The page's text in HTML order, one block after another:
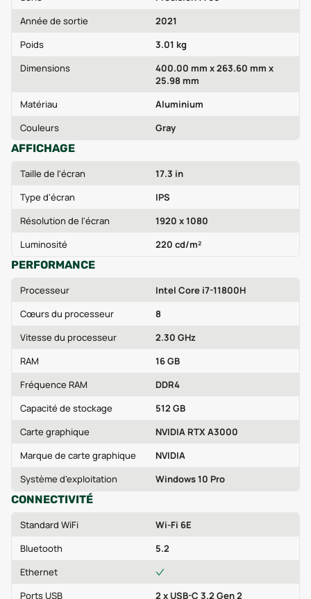
Année de sortie
2021
Poids
3.01 kg
Dimensions
400.00 mm x 263.60 mm x
25.98 mm
Matériau
Aluminium
Couleurs
Gray
AFFICHAGE
Taille de l'écran
17.3 in
Type d'écran
IPS
Résolution de l'écran
1920 x 1080
Luminosité
220 cd/m²
PERFORMANCE
Processeur
Intel Core i7-11800H
Cœurs du processeur
8
Vitesse du processeur
2.30 GHz
RAM
16 GB
Fréquence RAM
DDR4
Capacité de stockage
512 GB
Carte graphique
NVIDIA RTX A3000
Marque de carte graphique
NVIDIA
Système d'exploitation
Windows 10 Pro
CONNECTIVITÉ
Standard WiFi
Wi‑Fi 6E
Bluetooth
5.2
Ethernet
Ports USB
2 x USB-C 3.2 Gen 2